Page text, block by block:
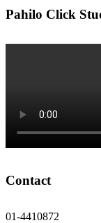
Pahilo Click
Contact
01-4410872